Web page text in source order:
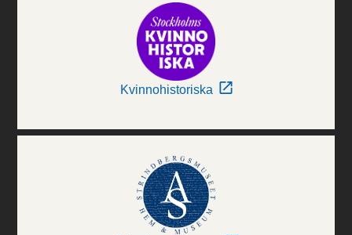
Kvinnohistoriska